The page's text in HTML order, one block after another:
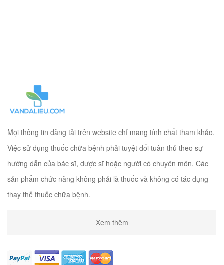
Mọi thông tin đăng tải trên website chỉ mang tính chất tham khảo.
Việc sử dụng thuốc chữa bệnh phải tuyệt đối tuân thủ theo sự
hướng dẫn của bác sĩ, dược sĩ hoặc người có chuyên môn. Các
sản phẩm chức năng không phải là thuốc và không có tác dụng
thay thế thuốc chữa bệnh.
Xem thêm